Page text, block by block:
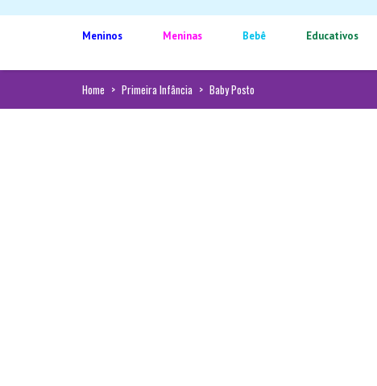
Meninos Meninas Bebê Educativos
Home > Primeira Infância > Baby Posto